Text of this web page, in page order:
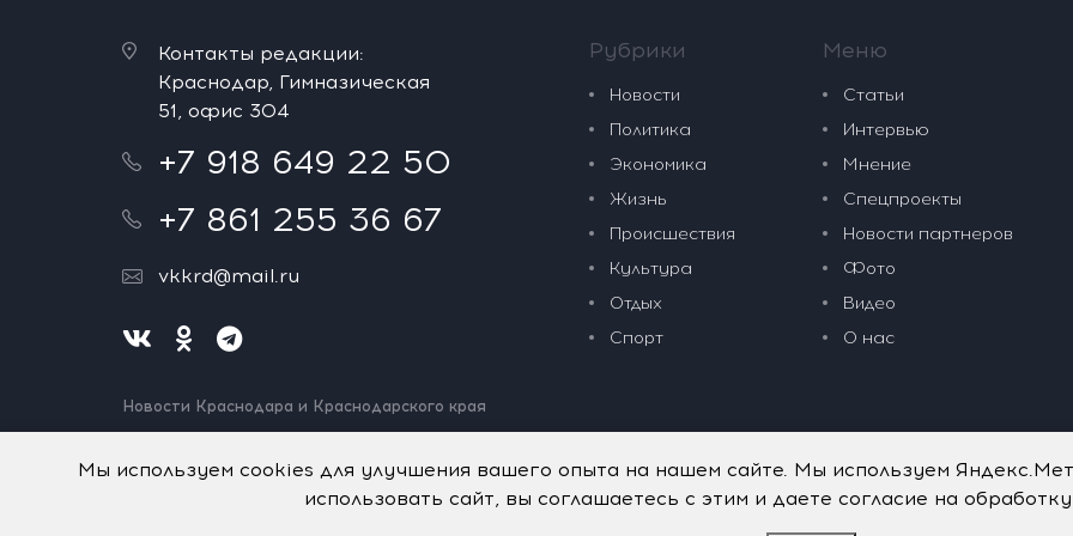
Контакты редакции:
Краснодар, Гимназическая
51, офис 304
+7 918 649 22 50
+7 861 255 36 67
vkkrd@mail.ru
Новости Краснодара и Краснодарского края
Нашли ошибку? Выделите и нажмите Ctrl+Enter.
Рубрики
Новости
Политика
Экономика
Жизнь
Происшествия
Культура
Отдых
Спорт
Меню
Статьи
Интервью
Мнение
Спецпроекты
Новости партнеров
Фото
Видео
О нас
Мы используем cookies для улучшения вашего опыта на нашем сайте. Мы используем
использовать сайт, вы соглашаетесь с этим и даете согласие на